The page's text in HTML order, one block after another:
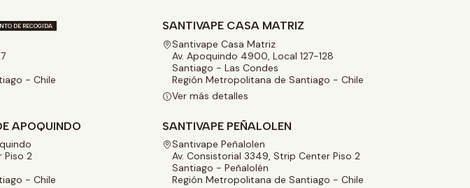
DE RECOGIDA
- Chile
SANTIVAPE CASA MATRIZ
Santivape Casa Matriz
Av. Apoquindo 4900, Local 127-128
Santiago - Las Condes
Región Metropolitana de Santiago - Chile
Ver más detalles
APOQUINDO
Piso 2
- Chile
SANTIVAPE PEÑALOLEN
Santivape Peñalolen
Av. Consistorial 3349, Strip Center Piso 2
Santiago - Peñalolén
Región Metropolitana de Santiago - Chile